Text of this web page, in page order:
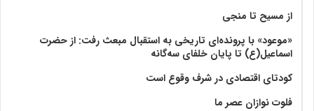
از مسیح تا منجی
«موعود» با پرونده‌ای تاریخی به استقبال مبعث رفت: از حضرت
اسماعیل(ع) تا پایان خلفای سه‌گانه
کودتای اقتصادی در شرف وقوع است
فلوت نوازان عصر ما